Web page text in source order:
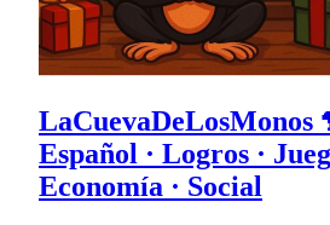
LaCuevaDeLosMonos
Español · Logros ·
Economía · Social